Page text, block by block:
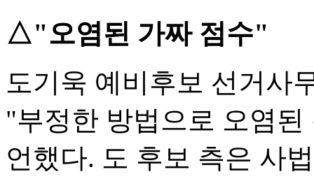
△"오염된 가짜 점수"
도기욱 예비후보 선거사
"부정한 방법으로 오염
언했다. 도 후보 측은 사